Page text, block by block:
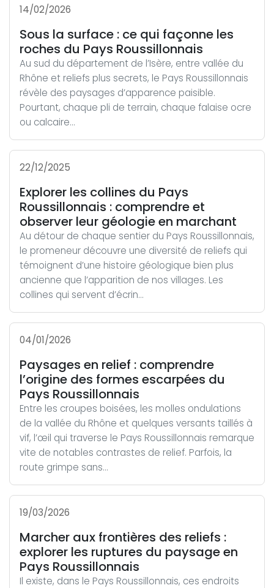
14/02/2026
Sous la surface : ce qui façonne les
roches du Pays Roussillonnais
Au sud du département de l’Isère, entre vallée du
Rhône et reliefs plus secrets, le Pays Roussillonnais
révèle des paysages d’apparence paisible.
Pourtant, chaque pli de terrain, chaque falaise ocre
ou calcaire...
22/12/2025
Explorer les collines du Pays
Roussillonnais : comprendre et
observer leur géologie en marchant
Au détour de chaque sentier du Pays Roussillonnais,
le promeneur découvre une diversité de reliefs qui
témoignent d’une histoire géologique bien plus
ancienne que l’apparition de nos villages. Les
collines qui servent d’écrin...
04/01/2026
Paysages en relief : comprendre
l’origine des formes escarpées du
Pays Roussillonnais
Entre les croupes boisées, les molles ondulations
de la vallée du Rhône et quelques versants taillés à
vif, l’œil qui traverse le Pays Roussillonnais remarque
vite de notables contrastes de relief. Parfois, la
route grimpe sans...
19/03/2026
Marcher aux frontières des reliefs :
explorer les ruptures du paysage en
Pays Roussillonnais
Il existe, dans le Pays Roussillonnais, ces endroits